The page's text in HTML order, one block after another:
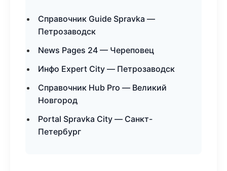
Справочник Guide Spravka —
Петрозаводск
News Pages 24 — Череповец
Инфо Expert City — Петрозаводск
Справочник Hub Pro — Великий
Новгород
Portal Spravka City — Санкт-
Петербург